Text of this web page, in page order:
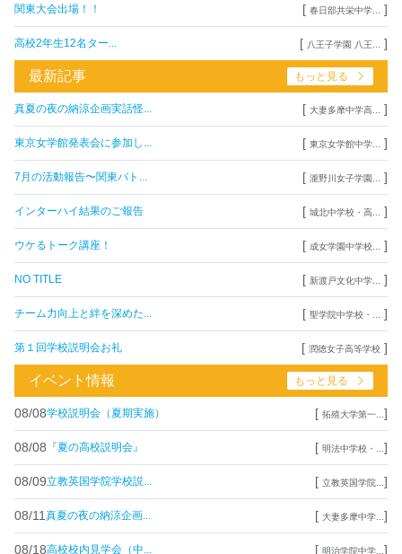
関東大会出場！！ [ 春日部共栄中学... ]
高校2年生12名ター... [ 八王子学園 八王... ]
最新記事 もっと見る
真夏の夜の納涼企画実話怪... [ 大妻多摩中学高... ]
東京女学館発表会に参加し... [ 東京女学館中学... ]
7月の活動報告〜関東バト... [ 瀧野川女子学園... ]
インターハイ結果のご報告 [ 城北中学校・高... ]
ウケるトーク講座！ [ 成女学園中学校... ]
NO TITLE [ 新渡戸文化中学... ]
チーム力向上と絆を深めた... [ 聖学院中学校・... ]
第１回学校説明会お礼 [ 潤徳女子高等学校 ]
イベント情報 もっと見る
08/08学校説明会（夏期実施） [ 拓殖大学第一... ]
08/08 『夏の高校説明会』 [ 明法中学校・... ]
08/09立教英国学院学校説... [ 立教英国学院... ]
08/11 真夏の夜の納涼企画... [ 大妻多摩中学... ]
08/18高校校内見学会（中... [ 明治学院中学... ]